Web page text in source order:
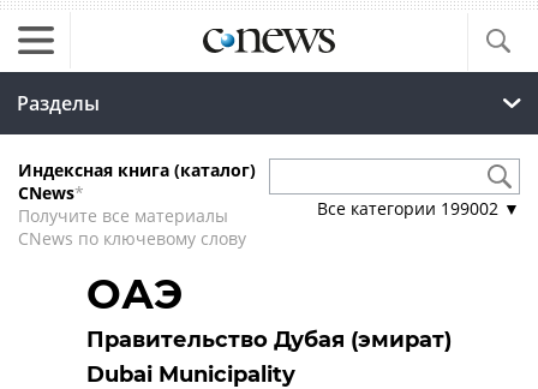
Разделы
Индексная книга (каталог)
CNews*
Получите все материалы
CNews по ключевому слову
Все категории 199002 ▼
ОАЭ
Правительство Дубая (эмират)
Dubai Municipality